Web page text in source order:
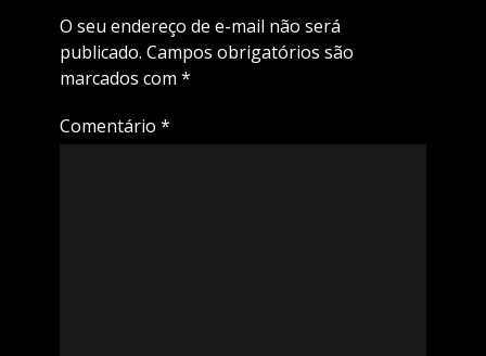
O seu endereço de e-mail não será
publicado. Campos obrigatórios são
marcados com *
Comentário *